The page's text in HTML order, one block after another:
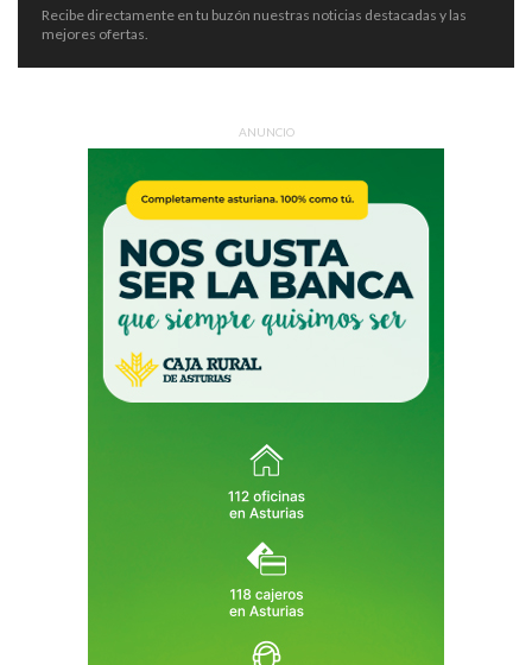
Recibe directamente en tu buzón nuestras noticias destacadas y las
mejores ofertas.
ANUNCIO